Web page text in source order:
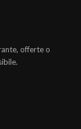
offerte o